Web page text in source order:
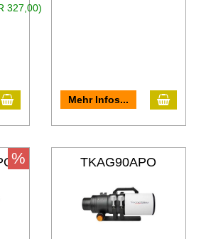
327,00)
Mehr Infos...
% TKAG90APO